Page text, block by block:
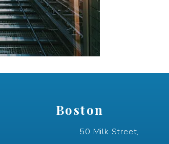
Boston
50 Milk Street,